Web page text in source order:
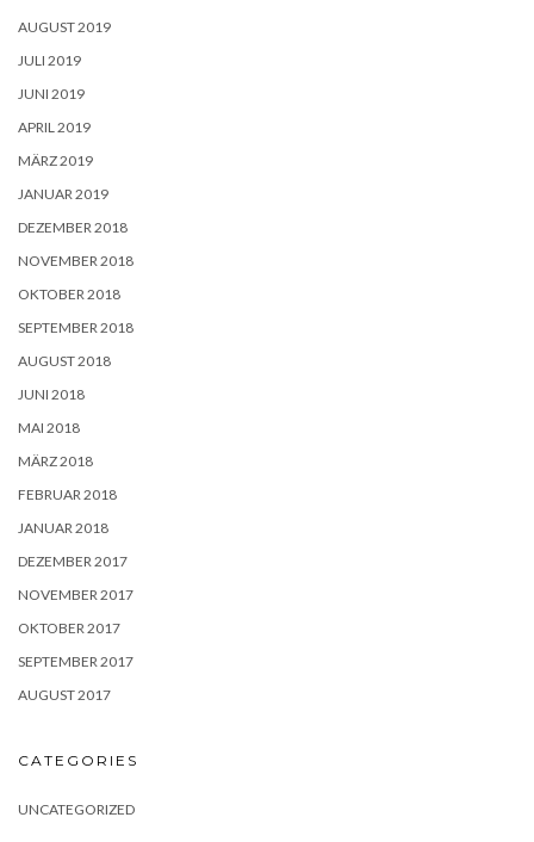
AUGUST 2019
JULI 2019
JUNI 2019
APRIL 2019
MÄRZ 2019
JANUAR 2019
DEZEMBER 2018
NOVEMBER 2018
OKTOBER 2018
SEPTEMBER 2018
AUGUST 2018
JUNI 2018
MAI 2018
MÄRZ 2018
FEBRUAR 2018
JANUAR 2018
DEZEMBER 2017
NOVEMBER 2017
OKTOBER 2017
SEPTEMBER 2017
AUGUST 2017
CATEGORIES
UNCATEGORIZED